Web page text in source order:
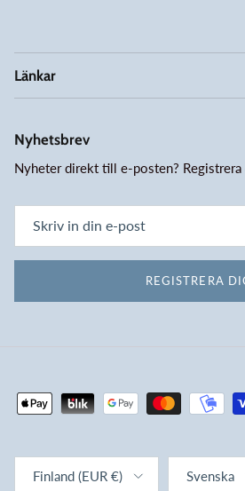
Länkar
Nyhetsbrev
Nyheter direkt till e-posten?
REGISTRERA
Finland (EUR €) Svenska